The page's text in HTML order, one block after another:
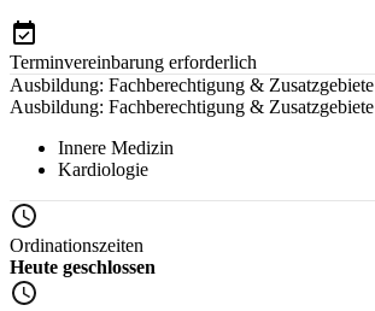
Terminvereinbarung erforderlich
Ausbildung: Fachberechtigung & Zusatzgebiete
Ausbildung: Fachberechtigung & Zusatzgebiete
Innere Medizin
Kardiologie
Ordinationszeiten
Heute geschlossen